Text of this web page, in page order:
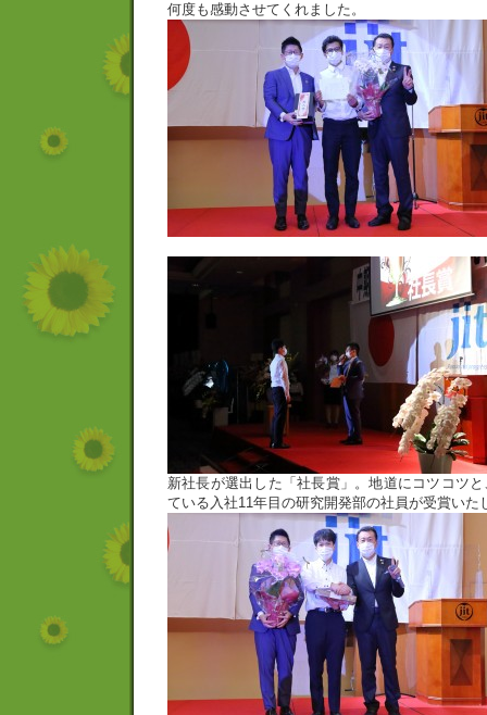
何度も感動させてくれました。
新社長が選出した「社長賞」。地道にコツコツ
ている入社11年目の研究開発部の社員が受賞いた